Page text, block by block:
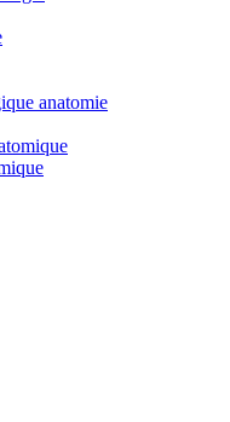
anatomie